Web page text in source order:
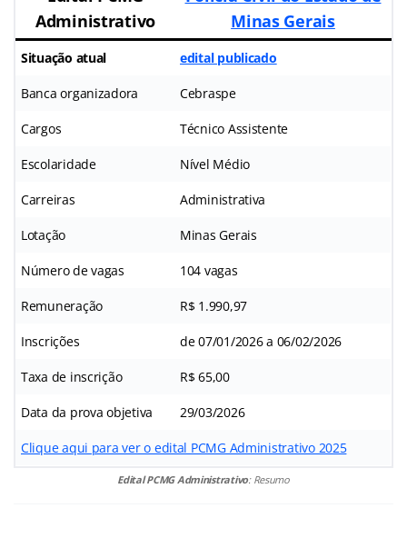
Administrativo
Minas Gerais
Situação atual edital publicado
Banca organizadora Cebraspe
Cargos Técnico Assistente
Escolaridade Nível Médio
Carreiras Administrativa
Lotação Minas Gerais
Número de vagas 104 vagas
Remuneração R$ 1.990,97
Inscrições de 07/01/2026 a 06/02/2026
Taxa de inscrição R$ 65,00
Data da prova objetiva 29/03/2026
Clique aqui para ver o edital PCMG Administrativo 2025
Edital PCMG Administrativo: Resumo